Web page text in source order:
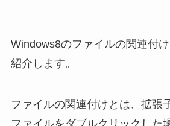
Windows8のファイルの関連付
紹介します。
ファイルの関連付けとは、拡張
ファイルをダブルクリックした